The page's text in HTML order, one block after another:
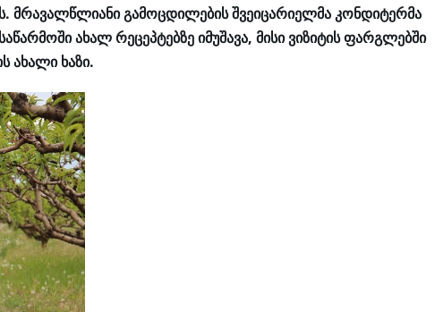
მრავალწლიანი გამოცდილების შვეიცარიელმა კონდიტერმა
ახალ რეცეპტებზე იმუშავა, მისი ვიზიტის ფარგლებში
ახალი ხაზი.